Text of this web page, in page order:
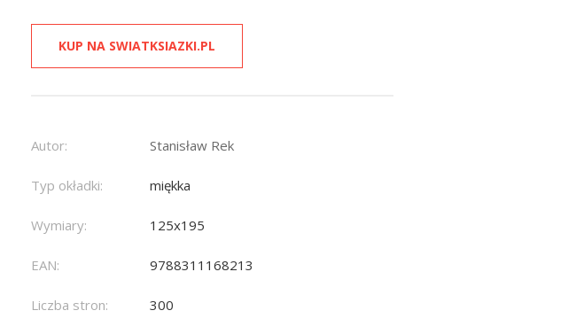
KUP NA SWIATKSIAZKI.PL
Autor: Stanisław Rek
Typ okładki: miękka
Wymiary: 125x195
EAN: 9788311168213
Liczba stron: 300